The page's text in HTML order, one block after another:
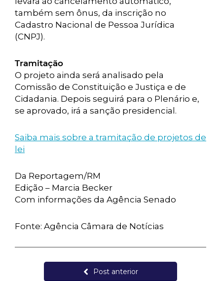
também sem ônus, da inscrição no
Cadastro Nacional de Pessoa Jurídica
(CNPJ).
Tramitação
O projeto ainda será analisado pela
Comissão de Constituição e Justiça e de
Cidadania. Depois seguirá para o Plenário e,
se aprovado, irá a sanção presidencial.
Saiba mais sobre a tramitação de projetos de
lei
Da Reportagem/RM
Edição – Marcia Becker
Com informações da Agência Senado
Fonte: Agência Câmara de Notícias
Post anterior